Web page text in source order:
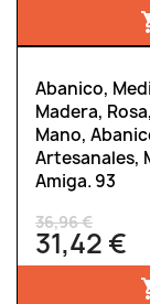
Abanico,
Madera,
Mano,
Artesanales,
Amiga. 93
36,96 €
31,42 €